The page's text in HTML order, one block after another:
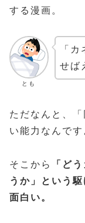
する漫画。
とも
「
せば
ただなんと、
い能力なんです
そこから
「ど
うか」という
面白い。